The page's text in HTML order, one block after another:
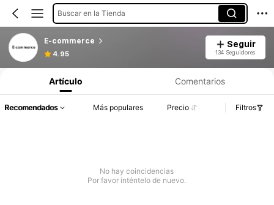
Buscar en la Tienda
E-commerce
4.95
Seguir
134 Seguidores
Artículo Comentarios
Recomendados Más populares Precio Filtros
No hay coincidencias
Por favor inténtelo de nuevo.